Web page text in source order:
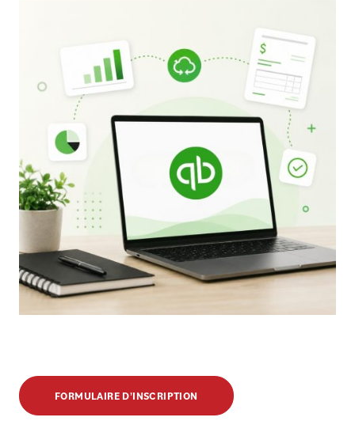
FORMULAIRE D'INSCRIPTION